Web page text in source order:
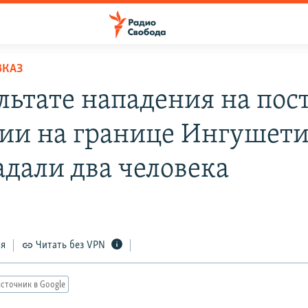
нападения на
на границе
два человека
Читать без VPN
в Google